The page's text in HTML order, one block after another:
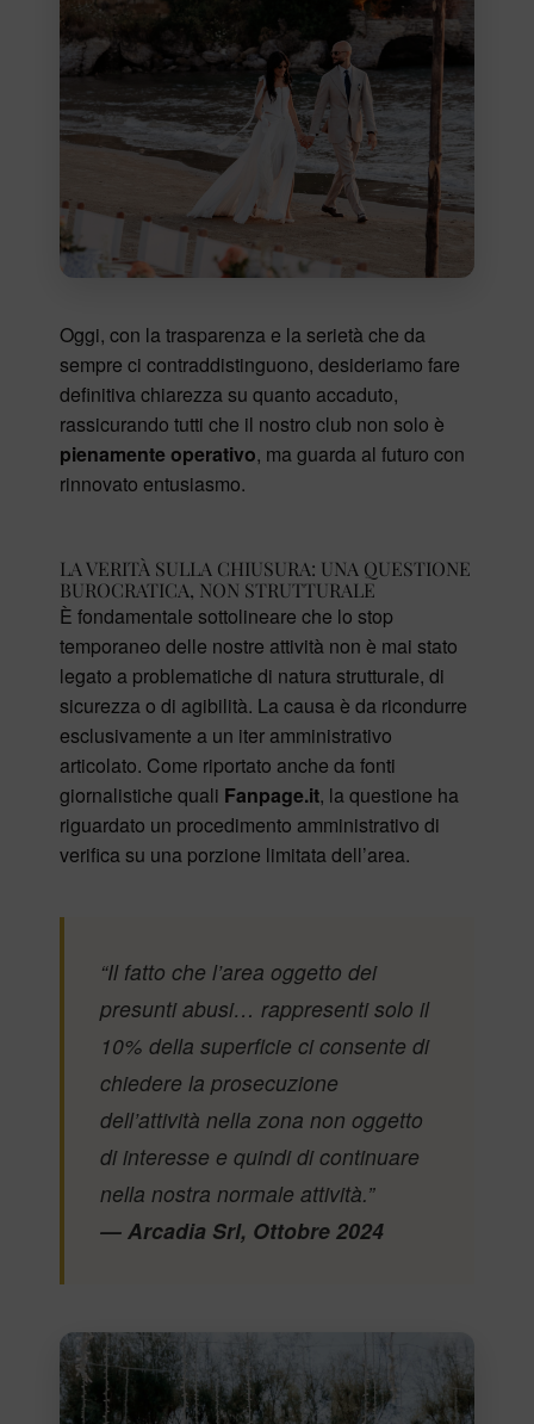
Oggi, con la trasparenza e la serietà che da
sempre ci contraddistinguono, desideriamo fare
definitiva chiarezza su quanto accaduto,
rassicurando tutti che il nostro club non solo è
pienamente operativo, ma guarda al futuro con
rinnovato entusiasmo.
LA VERITÀ SULLA CHIUSURA: UNA QUESTIONE
BUROCRATICA, NON STRUTTURALE
È fondamentale sottolineare che lo stop
temporaneo delle nostre attività non è mai stato
legato a problematiche di natura strutturale, di
sicurezza o di agibilità. La causa è da ricondurre
esclusivamente a un iter amministrativo
articolato. Come riportato anche da fonti
giornalistiche quali Fanpage.it, la questione ha
riguardato un procedimento amministrativo di
verifica su una porzione limitata dell’area.
“Il fatto che l’area oggetto dei
presunti abusi… rappresenti solo il
10% della superficie ci consente di
chiedere la prosecuzione
dell’attività nella zona non oggetto
di interesse e quindi di continuare
nella nostra normale attività.”
— Arcadia Srl, Ottobre 2024